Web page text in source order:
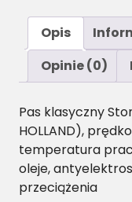
/
-
3
5
3
5
Opis
Opinie (0)
Pas klasyczny
HOLLAND),
temperatura
oleje,
przeciążenia